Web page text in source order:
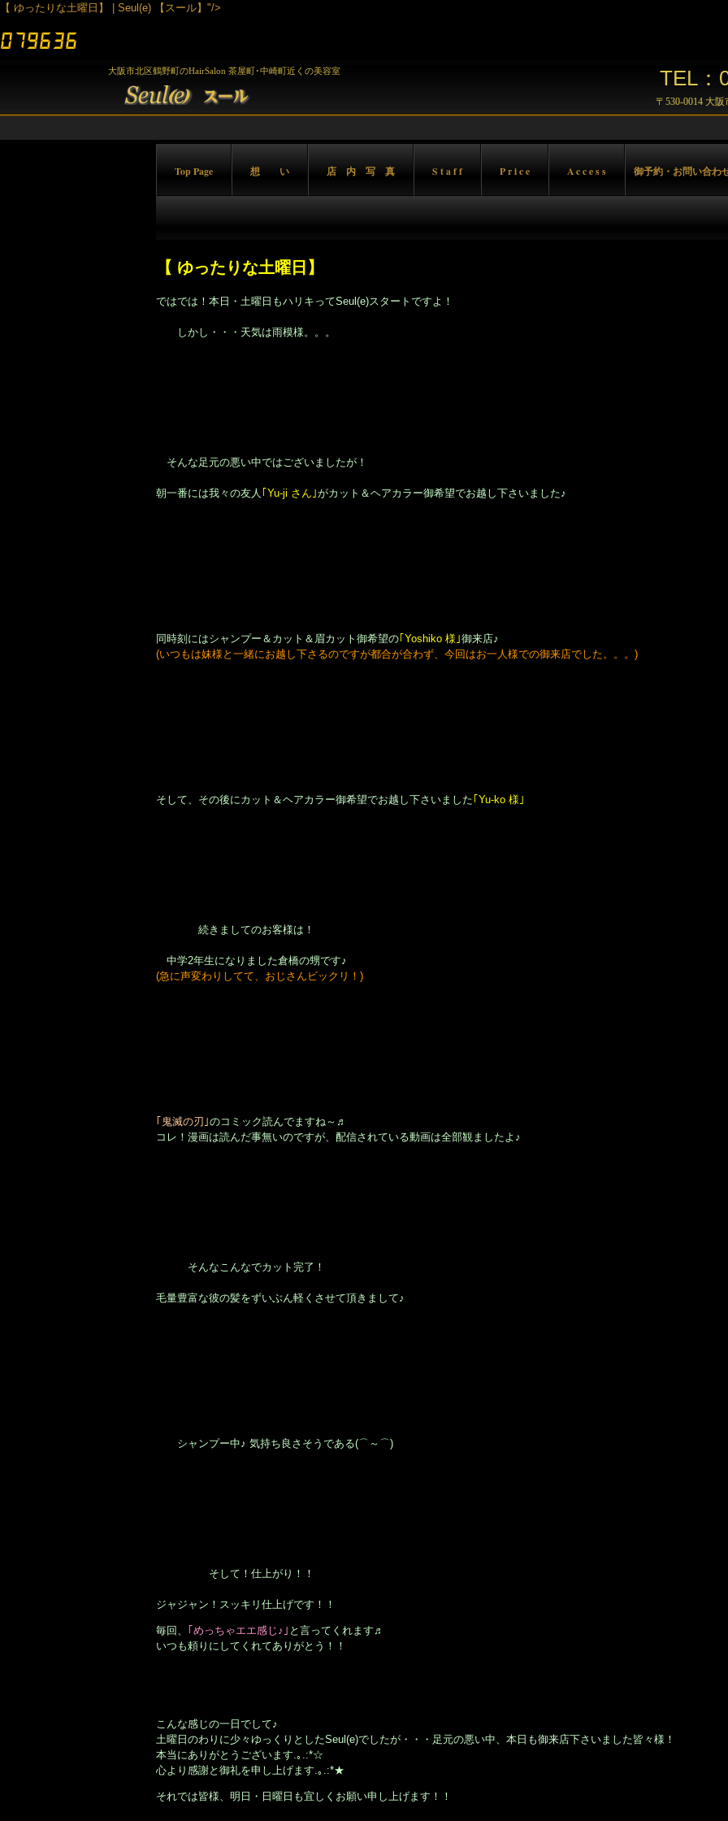
【 ゆったりな土曜日】 | Seul(e) 【スール】"/>
大阪市北区鶴野町のHairSalon 茶屋町･中崎町近くの美容室 TEL：
〒530-0014 大
Top Page 想 い 店 内 写 真 S t a f f P r i c e A c c e s s 御予約・お問い合わ
【 ゆったりな土曜日】
ではでは！本日・土曜日もハリキってSeul(e)スタートですよ！
しかし・・・天気は雨模様。。。
そんな足元の悪い中ではございましたが！
朝一番には我々の友人 ｢Yu-ji さん｣がカット＆ヘアカラー御希望でお越し下さいました♪
同時刻にはシャンプー＆カット＆眉カット御希望の｢Yoshiko 様｣御来店♪
(いつもは妹様と一緒にお越し下さるのですが都合が合わず、今回はお一人様での御来店でした。。。)
そして、その後にカット＆ヘアカラー御希望でお越し下さいました ｢Yu-ko 様｣
続きましてのお客様は！
中学2年生になりました倉橋の甥です♪
(急に声変わりしてて、おじさんビックリ！)
｢鬼滅の刃｣のコミック読んでますね～♬
コレ！漫画は読んだ事無いのですが、配信されている動画は全部観ましたよ♪
そんなこんなでカット完了！
毛量豊富な彼の髪をずいぶん軽くさせて頂きまして♪
シャンプー中♪ 気持ち良さそうである(⌒～⌒)
そして！仕上がり！！
ジャジャン！スッキリ仕上げです！！
毎回、 ｢めっちゃエエ感じ♪｣ と言ってくれます♬
いつも頼りにしてくれてありがとう！！
こんな感じの一日でして♪
土曜日のわりに少々ゆっくりとしたSeul(e)でしたが・・・足元の悪い中、本日も御来店下さいました皆々様！
本当にありがとうございます.｡.:*☆
心より感謝と御礼を申し上げます.｡.:*★
それでは皆様、明日・日曜日も宜しくお願い申し上げます！！